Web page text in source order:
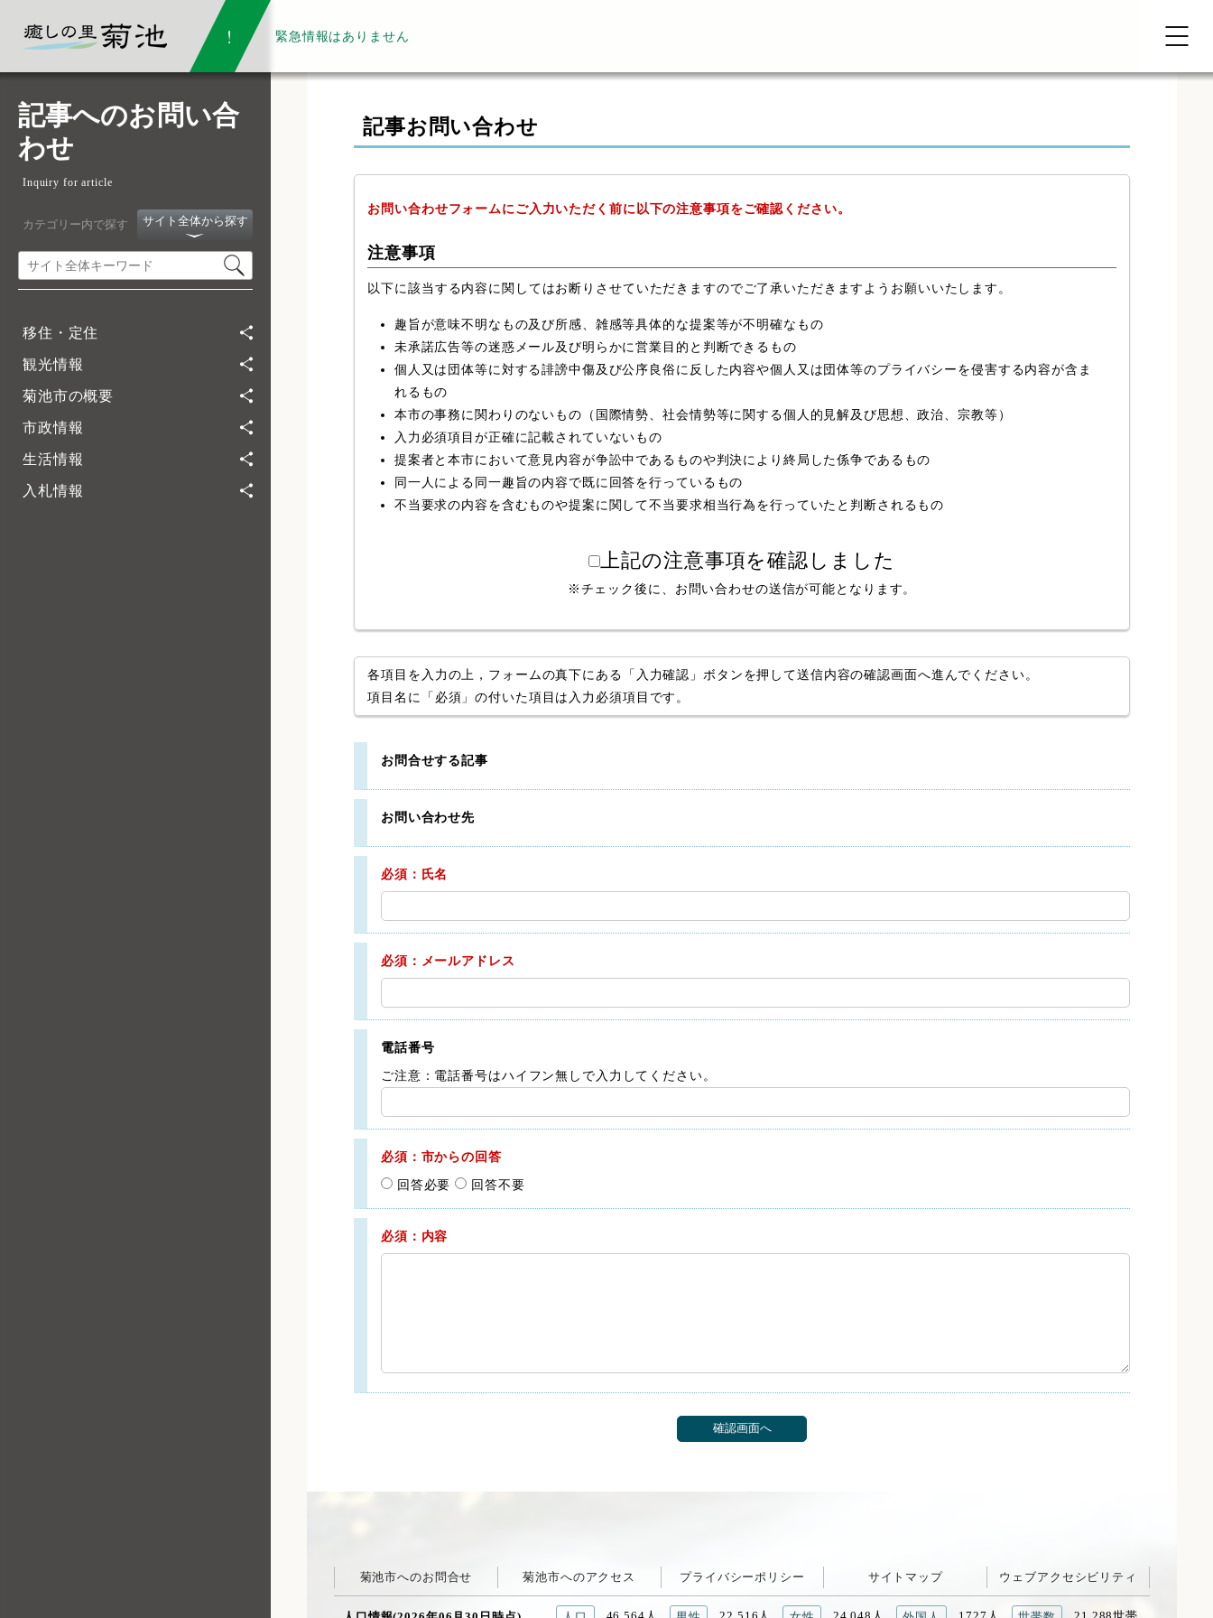
緊急情報はありません
記事へのお問い合
わせ
Inquiry for article
カテゴリー内で探す サイト全体から探す
移住・定住
観光情報
菊池市の概要
市政情報
生活情報
入札情報
記事お問い合わせ
お問い合わせフォームにご入力いただく前に以下の注意事項をご確認ください。
注意事項
以下に該当する内容に関してはお断りさせていただきますのでご了承いただきますようお願いいたします。
趣旨が意味不明なもの及び所感、雑感等具体的な提案等が不明確なもの
未承諾広告等の迷惑メール及び明らかに営業目的と判断できるもの
個人又は団体等に対する誹謗中傷及び公序良俗に反した内容や個人又は団体等のプライバシーを侵害する内容が含ま
れるもの
本市の事務に関わりのないもの（国際情勢、社会情勢等に関する個人的見解及び思想、政治、宗教等）
入力必須項目が正確に記載されていないもの
提案者と本市において意見内容が争訟中であるものや判決により終局した係争であるもの
同一人による同一趣旨の内容で既に回答を行っているもの
不当要求の内容を含むものや提案に関して不当要求相当行為を行っていたと判断されるもの
上記の注意事項を確認しました
※チェック後に、お問い合わせの送信が可能となります。
各項目を入力の上，フォームの真下にある「入力確認」ボタンを押して送信内容の確認画面へ進んでください。
項目名に「必須」の付いた項目は入力必須項目です。
お問合せする記事
お問い合わせ先
必須：氏名
必須：メールアドレス
電話番号
ご注意：電話番号はハイフン無しで入力してください。
必須：市からの回答
回答必要
回答不要
必須：内容
菊池市へのお問合せ 菊池市へのアクセス プライバシーポリシー サイトマップ ウェブアクセシビリティ